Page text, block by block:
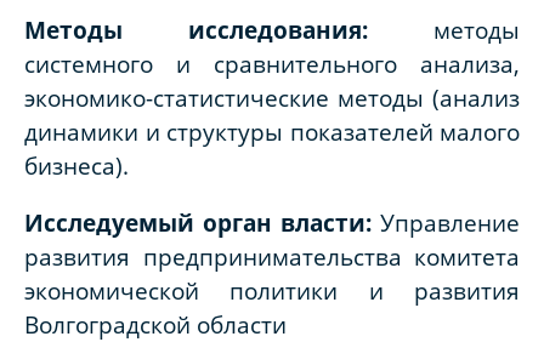
Методы исследования: методы
системного и сравнительного анализа,
экономико-статистические методы (анализ
динамики и структуры показателей малого
бизнеса).
Исследуемый орган власти: Управление
развития предпринимательства комитета
экономической политики и развития
Волгоградской области